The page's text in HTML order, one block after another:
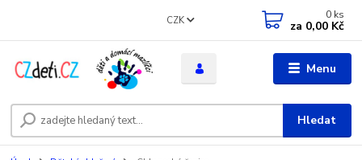
Menu
CZK
Hledat
0 ks
za 0,00 Kč